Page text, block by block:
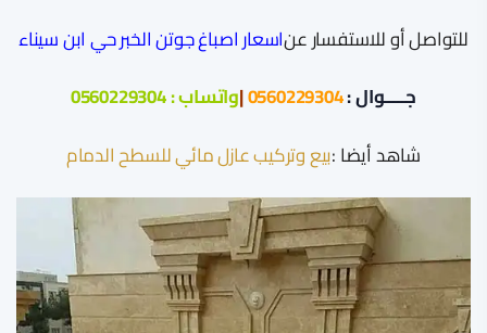
للتواصل أو للاستفسار عناسعار اصباغ جوتن الخبر حي ابن سيناء
جـــــوال :0560229304
|واتساب :0560229304
شاهد أيضا :بيع وتركيب عازل مائي للسطح الدمام